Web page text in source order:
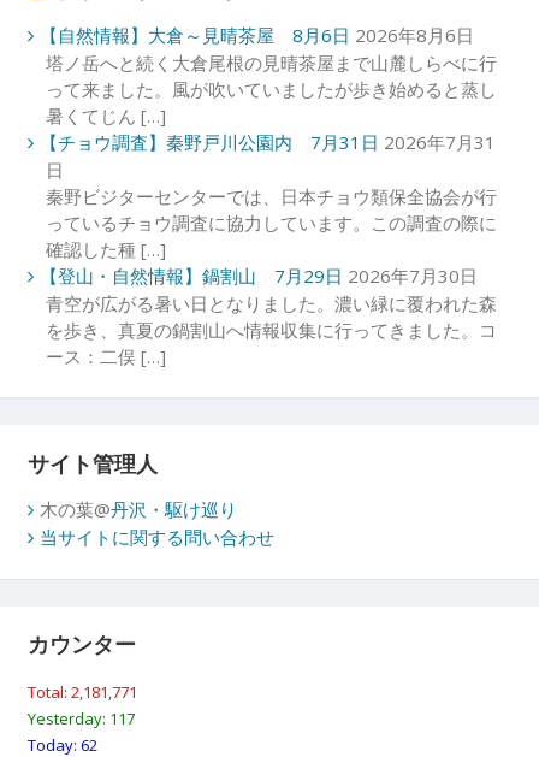
【自然情報】大倉～見晴茶屋 8月6日 2026年8月6日
塔ノ岳へと続く大倉尾根の見晴茶屋まで山麓しらべに行
って来ました。風が吹いていましたが歩き始めると蒸し
暑くてじん […]
【チョウ調査】秦野戸川公園内 7月31日 2026年7月31
日
秦野ビジターセンターでは、日本チョウ類保全協会が行
っているチョウ調査に協力しています。この調査の際に
確認した種 […]
【登山・自然情報】鍋割山 7月29日 2026年7月30日
青空が広がる暑い日となりました。濃い緑に覆われた森
を歩き、真夏の鍋割山へ情報収集に行ってきました。コ
ース：二俣 […]
サイト管理人
木の葉@丹沢・駆け巡り
当サイトに関する問い合わせ
カウンター
Total: 2,181,771
Yesterday: 117
Today: 62